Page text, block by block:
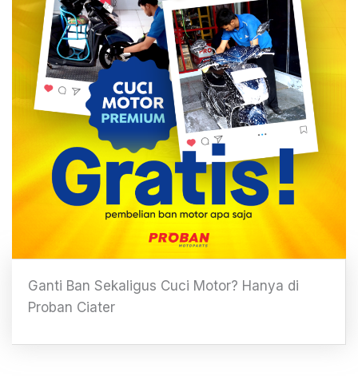
Ganti Ban Sekaligus Cuci Motor? Hanya di
Proban Ciater